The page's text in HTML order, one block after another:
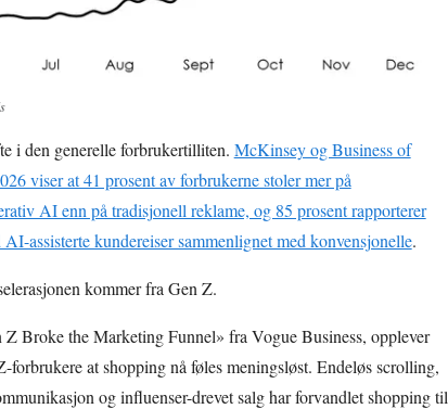
i den generelle forbrukertilliten. McKinsey og Business of
viser at 41 prosent av forbrukerne stoler mer på
AI enn på tradisjonell reklame, og 85 prosent rapporterer
assisterte kundereiser sammenlignet med konvensjonelle.
kommer fra Gen Z.
Broke the Marketing Funnel» fra Vogue Business, opplever
forbrukere at shopping nå føles meningsløst. Endeløs scrolling,
og influenser-drevet salg har forvandlet shopping til